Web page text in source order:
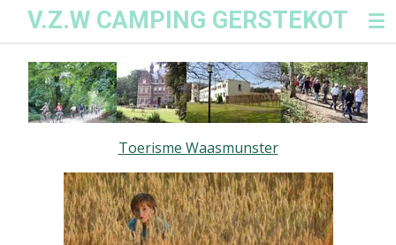
naar
hoofdinhoud
V.Z.W CAMPING GERSTEKOT
Toerisme Waasmunster